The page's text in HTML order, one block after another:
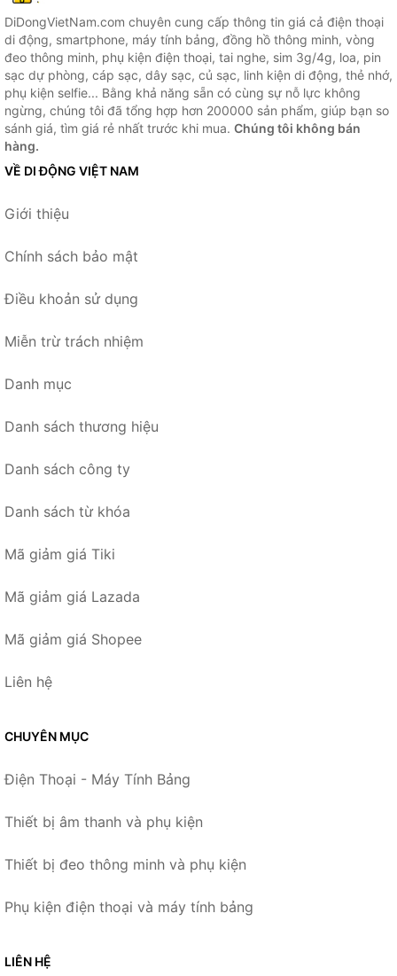
DiDongVietNam.com chuyên cung cấp thông tin giá cả điện thoại
di động, smartphone, máy tính bảng, đồng hồ thông minh, vòng
đeo thông minh, phụ kiện điện thoại, tai nghe, sim 3g/4g, loa, pin
sạc dự phòng, cáp sạc, dây sạc, củ sạc, linh kiện di động, thẻ nhớ,
phụ kiện selfie... Bằng khả năng sẵn có cùng sự nỗ lực không
ngừng, chúng tôi đã tổng hợp hơn 200000 sản phẩm, giúp bạn so
sánh giá, tìm giá rẻ nhất trước khi mua. Chúng tôi không bán
hàng.
VỀ DI ĐỘNG VIỆT NAM
Giới thiệu
Chính sách bảo mật
Điều khoản sử dụng
Miễn trừ trách nhiệm
Danh mục
Danh sách thương hiệu
Danh sách công ty
Danh sách từ khóa
Mã giảm giá Tiki
Mã giảm giá Lazada
Mã giảm giá Shopee
Liên hệ
CHUYÊN MỤC
Điện Thoại - Máy Tính Bảng
Thiết bị âm thanh và phụ kiện
Thiết bị đeo thông minh và phụ kiện
Phụ kiện điện thoại và máy tính bảng
LIÊN HỆ